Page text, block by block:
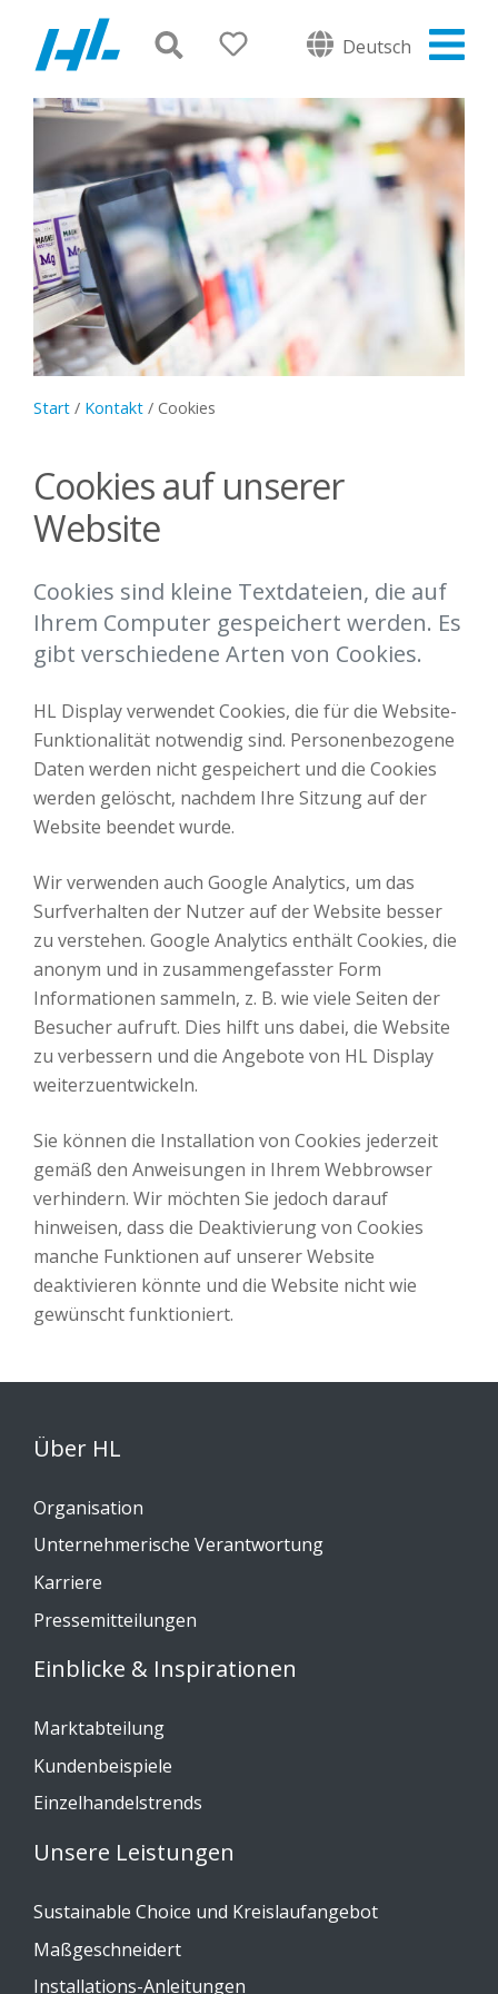
Deutsch
Start / Kontakt / Cookies
Cookies auf unserer
Website
Cookies sind kleine Textdateien, die auf
Ihrem Computer gespeichert werden. Es
gibt verschiedene Arten von Cookies.
HL Display verwendet Cookies, die für die Website-
Funktionalität notwendig sind. Personenbezogene
Daten werden nicht gespeichert und die Cookies
werden gelöscht, nachdem Ihre Sitzung auf der
Website beendet wurde.
Wir verwenden auch Google Analytics, um das
Surfverhalten der Nutzer auf der Website besser
zu verstehen. Google Analytics enthält Cookies, die
anonym und in zusammengefasster Form
Informationen sammeln, z. B. wie viele Seiten der
Besucher aufruft. Dies hilft uns dabei, die Website
zu verbessern und die Angebote von HL Display
weiterzuentwickeln.
Sie können die Installation von Cookies jederzeit
gemäß den Anweisungen in Ihrem Webbrowser
verhindern. Wir möchten Sie jedoch darauf
hinweisen, dass die Deaktivierung von Cookies
manche Funktionen auf unserer Website
deaktivieren könnte und die Website nicht wie
gewünscht funktioniert.
Über HL
Organisation
Unternehmerische Verantwortung
Karriere
Pressemitteilungen
Einblicke & Inspirationen
Marktabteilung
Kundenbeispiele
Einzelhandelstrends
Unsere Leistungen
Sustainable Choice und Kreislaufangebot
Maßgeschneidert
Installations-Anleitungen